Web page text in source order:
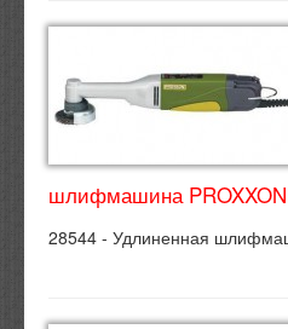
шлифмашина
28544 - Удлиненная